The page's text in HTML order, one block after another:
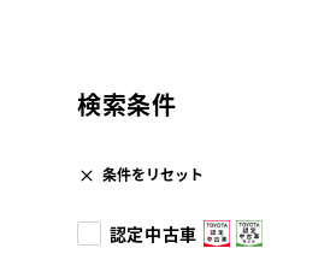
検索条件
条件をリセット
認定中古車